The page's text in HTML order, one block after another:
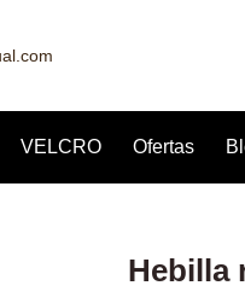
VELCRO Ofertas
Hebilla